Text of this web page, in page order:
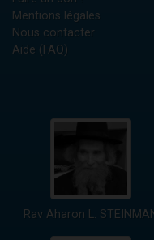
Mentions légales
Nous contacter
Aide (FAQ)
Rav Aharon L.